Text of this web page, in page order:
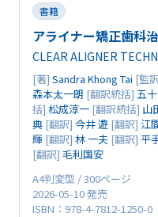
書籍
アライナー矯正歯科
CLEAR ALIGNER
[著] Sandra Khong Tai [監
森本太一朗 [翻訳統括] 五
括] 松成淳一 [翻訳統括] 山
典 [翻訳] 今井 遊 [翻訳] 江
輝 [翻訳] 林 一夫 [翻訳] 平
[翻訳] 毛利国安
A4判変型 / 300ページ
2026-05-10 発売
ISBN：978-4-7812-1250-0